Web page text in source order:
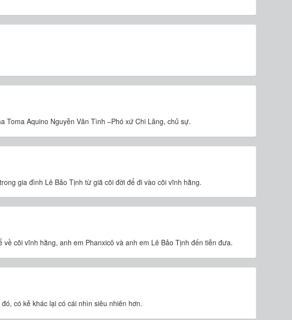
Toma Aquino Nguyễn Văn Tình –Phó xứ Chi Lăng, chủ sự.
gia đình Lê Bảo Tịnh từ giã cõi đời để đi vào cõi vĩnh hằng.
cõi vĩnh hằng, anh em Phanxicô và anh em Lê Bảo Tịnh đến tiễn đưa.
có kẻ khác lại có cái nhìn siêu nhiên hơn.